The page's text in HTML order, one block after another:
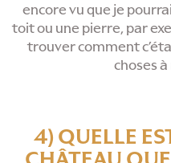
encore vu que je
toit ou une pierre, par
trouver comment
choses
4) QUELLE